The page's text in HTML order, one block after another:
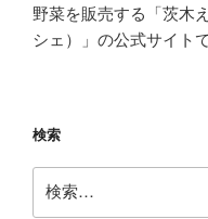
野菜を販売する「茨木
シェ）」の公式サイトで
検索
索: